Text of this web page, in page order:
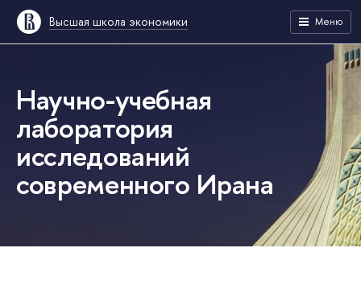
Высшая школа экономики Меню
Научно-учебная
лаборатория
исследований
современного Ирана